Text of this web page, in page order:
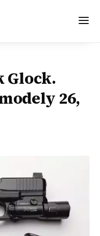
Glock.
26,